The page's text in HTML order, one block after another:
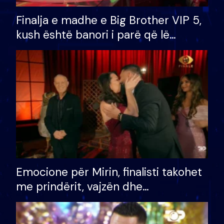
Finalja e madhe e Big Brother VIP 5,
kush është banori i parë që lë
shtëpinë dhe humb mundësinë për
të fituar çmimin e madh
Emocione për Mirin, finalisti takohet
me prindërit, vajzën dhe
bashkëshorten: S’kemi ndonjë letër
divorci apo jo?